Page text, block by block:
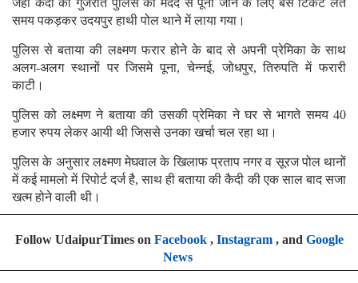
जहाँ कैदी को गुजरात पुलिस की मदद से पूना जाने के लिए बस टिकट लेते
समय पकड़कर उदयपुर हाथी पोल थाने में लाया गया।
पुलिस से बताया की लक्ष्मण फरार होने के बाद से अपनी प्रेमिका के साथ
अलग-अलग स्थानों पर जिसमे पूना, चेन्नई, जोधपुर, तिरुपति में फरारी
काटी।
पुलिस को लक्ष्मण ने बताया की उसकी प्रेमिका ने घर से भागते समय 40
हजार रुपय लेकर आयी थी जिससे उनका खर्चा चल रहा था।
पुलिस के अनुसार लक्ष्मण मेघवाल के खिलाफ प्रताप नगर व सूरज पोल थानों
में कई मामलो में रिपोर्ट दर्ज है, साथ ही बताया की कैदी की एक साल बाद सजा
खत्म होने वाली थी।
Follow UdaipurTimes on Facebook, Instagram, and Google
News